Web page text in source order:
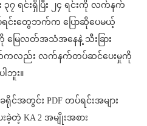
၃၇ ရင်းရှိပြီး ၂၄ ရင်းကို လက်နက်
င်းတွေဘက်က ပြောဆိုပေမယ့်
ြေလတ်အသံအနေနဲ့ သီးခြား
ကလည်း လက်နက်တပ်ဆင်ပေးမှုကို
ဘူး။
င်အတွင်း PDF တပ်ရင်းအများ
ခဲ့တဲ့ KA 2 အမျိုးအစား